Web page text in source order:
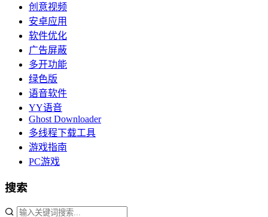
创意视频
安卓应用
软件优化
广告屏蔽
多开功能
绿色版
语音软件
YY语音
Ghost Downloader
多线程下载工具
游戏指南
PC游戏
搜索